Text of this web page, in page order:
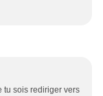
tu sois rediriger vers